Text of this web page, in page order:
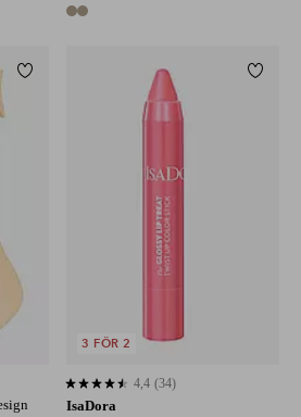
2 färger
Lägg till i favoriter
IsaDora
4,4 baserat på 34 st betyg
4,4 (34)
3 FÖR 2
Lägg